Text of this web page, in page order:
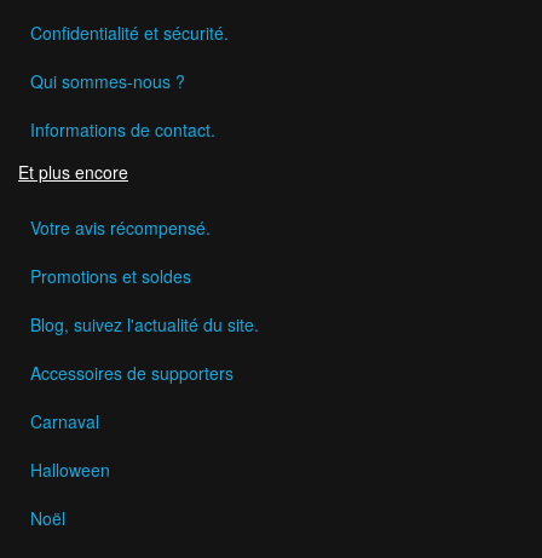
Confidentialité et sécurité.
Qui sommes-nous ?
Informations de contact.
Et plus encore
Votre avis récompensé.
Promotions et soldes
Blog, suivez l'actualité du site.
Accessoires de supporters
Carnaval
Halloween
Noël